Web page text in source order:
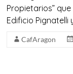
Propietarios”
Edificio Pignatelli
CafAragon